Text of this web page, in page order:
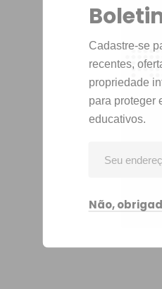
Cadastre-se
recentes,
propriedade
para proteger
educativos.
Não,